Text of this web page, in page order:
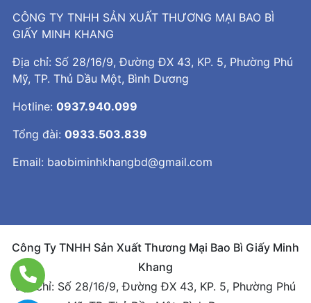
CÔNG TY TNHH SẢN XUẤT THƯƠNG MẠI BAO BÌ
GIẤY MINH KHANG
Địa chỉ: Số 28/16/9, Đường ĐX 43, KP. 5, Phường Phú
Mỹ, TP. Thủ Dầu Một, Bình Dương
Hotline: 0937.940.099
Tổng đài: 0933.503.839
Email: baobiminhkhangbd@gmail.com
Công Ty TNHH Sản Xuất Thương Mại Bao Bì Giấy Minh
Khang
Địa chỉ: Số 28/16/9, Đường ĐX 43, KP. 5, Phường Phú